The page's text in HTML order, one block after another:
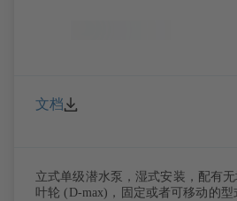
文档
立式单级潜水泵，湿式安装，配有
叶轮 (D-max)，固定或者可移动的